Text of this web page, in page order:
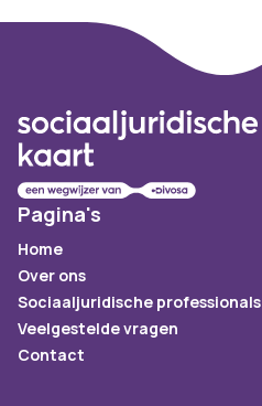
Pagina's
Home
Over ons
Sociaaljuridische professionals
Veelgestelde vragen
Contact